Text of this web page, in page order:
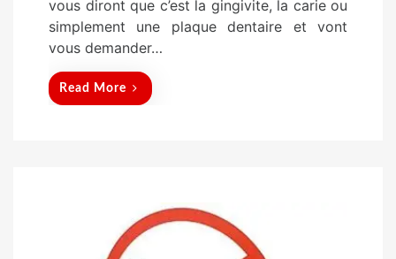
n
vous diront que c’est la gingivite, la carie ou
simplement une plaque dentaire et vont
vous demander…
Read More